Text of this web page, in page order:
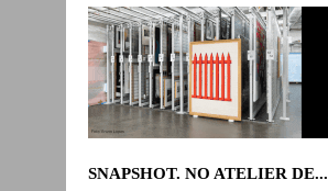
SNAPSHOT. NO ATELIER DE...